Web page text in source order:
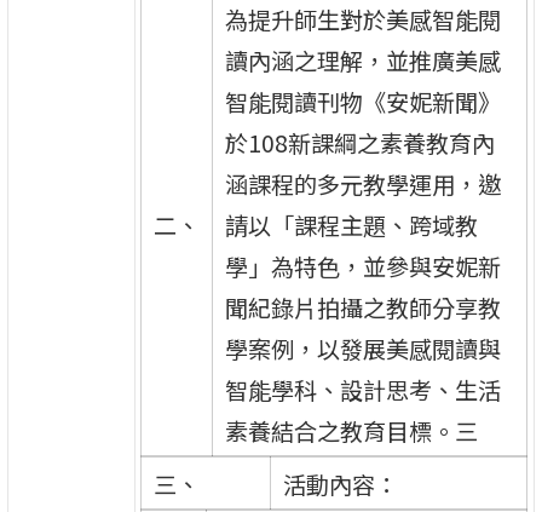
二、
為提升師生對於美感智能閱
讀內涵之理解，並推廣美感
智能閱讀刊物《安妮新聞》
於108新課綱之素養教育內
涵課程的多元教學運用，邀
請以「課程主題、跨域教
學」為特色，並參與安妮新
聞紀錄片拍攝之教師分享教
學案例，以發展美感閱讀與
智能學科、設計思考、生活
素養結合之教育目標。三
三、
活動內容：